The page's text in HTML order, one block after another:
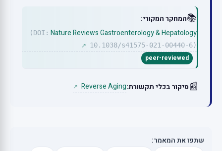
📚המחקר המקורי:
Nature Reviews Gastroenterology & Hepatology
(DOI:
10.1038/s41575-021-00440-6)
↗
peer-reviewed
📰סיקור בכלי תקשורת:Reverse Aging
↗
שתפו את המאמר: